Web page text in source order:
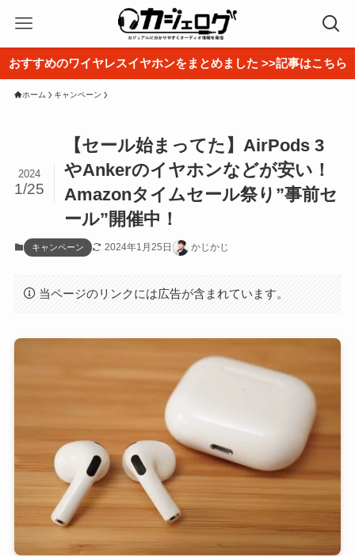
おすすめのワイヤレスイヤホンをまとめました >>記事はこちら
ホーム キャンペーン
【セール始まってた】AirPods 3
やAnkerのイヤホンなどが安い！
Amazonタイムセール祭り”事前セ
ール”開催中！
2024
1/25
キャンペーン 2024年1月25日 かじかじ
当ページのリンクには広告が含まれています。